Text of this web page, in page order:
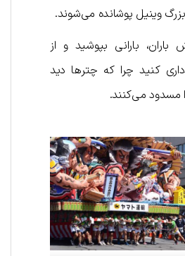
بزرگ وینیل پوشانده می‌شوند.
بارانی بپوشید و از
کنید چرا که چترها دید
مسدود می‌کنند.